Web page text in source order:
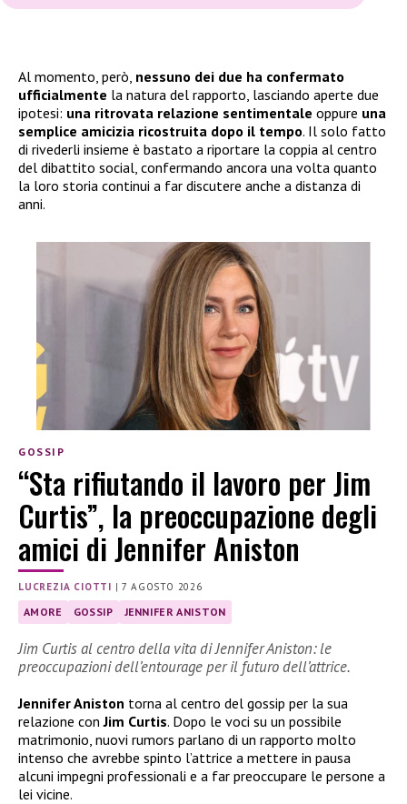
Al momento, però, nessuno dei due ha confermato
ufficialmente la natura del rapporto, lasciando aperte due
ipotesi: una ritrovata relazione sentimentale oppure una
semplice amicizia ricostruita dopo il tempo. Il solo fatto
di rivederli insieme è bastato a riportare la coppia al centro
del dibattito social, confermando ancora una volta quanto
la loro storia continui a far discutere anche a distanza di
anni.
GOSSIP
“Sta rifiutando il lavoro per Jim
Curtis”, la preoccupazione degli
amici di Jennifer Aniston
LUCREZIA CIOTTI |7 AGOSTO 2026
AMORE GOSSIP JENNIFER ANISTON
Jim Curtis al centro della vita di Jennifer Aniston: le
preoccupazioni dell’entourage per il futuro dell’attrice.
Jennifer Aniston torna al centro del gossip per la sua
relazione conJim Curtis. Dopo le voci su un possibile
matrimonio, nuovi rumors parlano di un rapporto molto
intenso che avrebbe spinto l’attrice a mettere in pausa
alcuni impegni professionali e a far preoccupare le persone a
lei vicine.